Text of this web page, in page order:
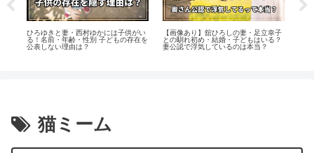
ひろゆきと妻・西村ゆかには子供がい
る！名前・年齢・性別 子どもの存在を
公表しない理由は？
【画像あり】舘ひろしの妻・足立幸子
との馴れ初め・結婚・子どもはいる？
妻公認で浮気しているのは本当？
猫ミーム